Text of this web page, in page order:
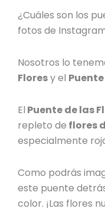
¿Cuáles son los
fotos de
Nosotros lo
Floresy el
El Puente de las
repleto de flores
especialmente
Como podrás
este puente
color. ¡Las flores